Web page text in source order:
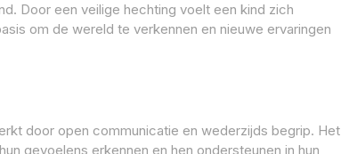
Door een veilige hechting voelt een kind zich
om de wereld te verkennen en nieuwe ervaringen
door open communicatie en wederzijds begrip. Het
gevoelens erkennen en hen ondersteunen in hun